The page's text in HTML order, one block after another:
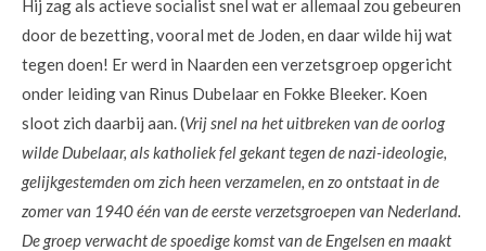
Hij zag als actieve socialist snel wat er allemaal zou gebeuren
door de bezetting, vooral met de Joden, en daar wilde hij wat
tegen doen! Er werd in Naarden een verzetsgroep opgericht
onder leiding van Rinus Dubelaar en Fokke Bleeker. Koen
sloot zich daarbij aan. (Vrij snel na het uitbreken van de oorlog
wilde Dubelaar, als katholiek fel gekant tegen de nazi-ideologie,
gelijkgestemden om zich heen verzamelen, en zo ontstaat in de
zomer van 1940 één van de eerste verzetsgroepen van Nederland.
De groep verwacht de spoedige komst van de Engelsen en maakt